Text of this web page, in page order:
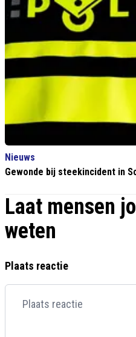
Nieuws
Gewonde bij steekincident in
Laat mensen
weten
Plaats reactie